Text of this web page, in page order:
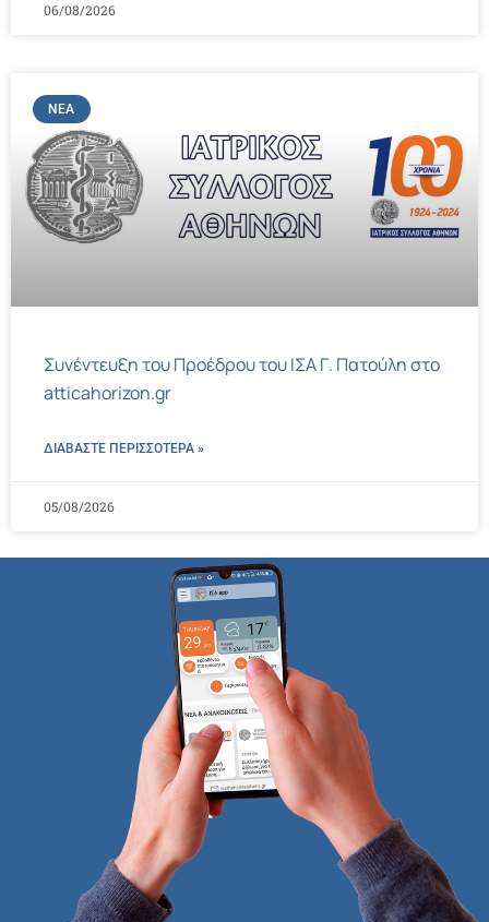
06/08/2026
ΝΈΑ
Συνέντευξη του Προέδρου του ΙΣΑ Γ. Πατούλη στο
atticahorizon.gr
ΔΙΑΒΑΣΤΕ ΠΕΡΙΣΣΌΤΕΡΑ »
05/08/2026